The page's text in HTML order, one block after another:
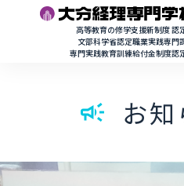
高等教育の修学支援新制度 認
文部科学省認定職業実践専門
専門実践教育訓練給付金制度認
campaign お知